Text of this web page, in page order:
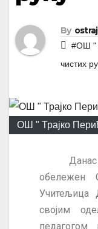
By
#ОШ "
чистих
ОШ " Трајко
Данас је
обележен
Учитељица
својим
педагогом